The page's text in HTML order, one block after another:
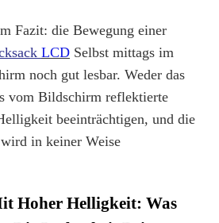
Fazit: die Bewegung einer
LCDSelbst mittags im
noch gut lesbar. Weder das
vom Bildschirm reflektierte
beeinträchtigen, und die
in keiner Weise
Hoher Helligkeit: Was